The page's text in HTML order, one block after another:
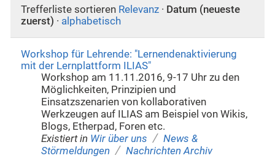
Trefferliste sortieren Relevanz · Datum (neueste
zuerst) · alphabetisch
Workshop für Lehrende: "Lernendenaktivierung
mit der Lernplattform ILIAS"
Workshop am 11.11.2016, 9-17 Uhr zu den
Möglichkeiten, Prinzipien und
Einsatzszenarien von kollaborativen
Werkzeugen auf ILIAS am Beispiel von Wikis,
Blogs, Etherpad, Foren etc.
Existiert in Wir über uns / News &
Störmeldungen / Nachrichten Archiv